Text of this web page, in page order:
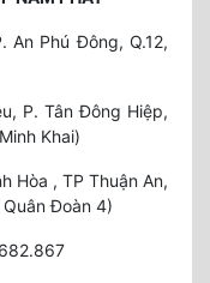
An Phú Đông, Q.12,
P. Tân Đông Hiệp,
Khai)
Hòa , TP Thuận An,
Đoàn 4)